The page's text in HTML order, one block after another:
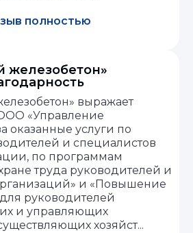
полностью
железобетон»
выражает
«Управление
оказанные услуги по
и специалистов
по программам
труда руководителей и
и «Повышение
руководителей
и управляющих
хозяйст...